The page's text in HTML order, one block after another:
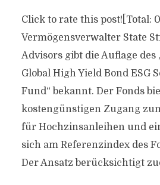
Click to rate this post![Total:
Vermögensverwalter State
Advisors gibt die Auflage des
Global High Yield Bond ESG
Fund“ bekannt. Der Fonds
kostengünstigen Zugang
für Hochzinsanleihen und
sich am Referenzindex des
Der Ansatz berücksichtigt